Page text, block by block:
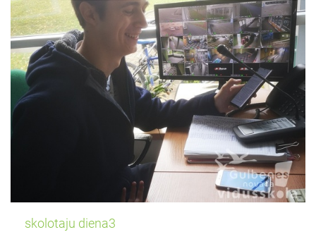
skolotaju diena3